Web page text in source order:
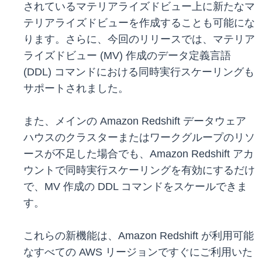
されているマテリアライズドビュー上に新たなマ
テリアライズドビューを作成することも可能にな
ります。さらに、今回のリリースでは、マテリア
ライズドビュー (MV) 作成のデータ定義言語
(DDL) コマンドにおける同時実行スケーリングも
サポートされました。
また、メインの Amazon Redshift データウェア
ハウスのクラスターまたはワークグループのリソ
ースが不足した場合でも、Amazon Redshift アカ
ウントで同時実行スケーリングを有効にするだけ
で、MV 作成の DDL コマンドをスケールできま
す。
これらの新機能は、Amazon Redshift が利用可能
なすべての AWS リージョンですぐにご利用いた